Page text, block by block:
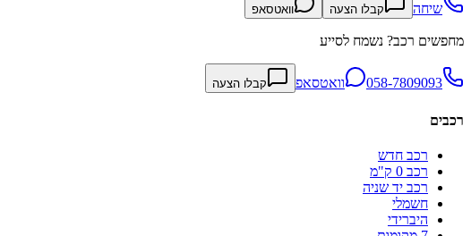
שיחה קבלו הצעה וואטסאפ
מחפשים רכב? נשמח לסייע
058-7809093 וואטסאפ קבלו הצעה
רכבים
רכב חדש
רכב 0 ק"מ
רכב יד שניה
חשמלי
היברידי